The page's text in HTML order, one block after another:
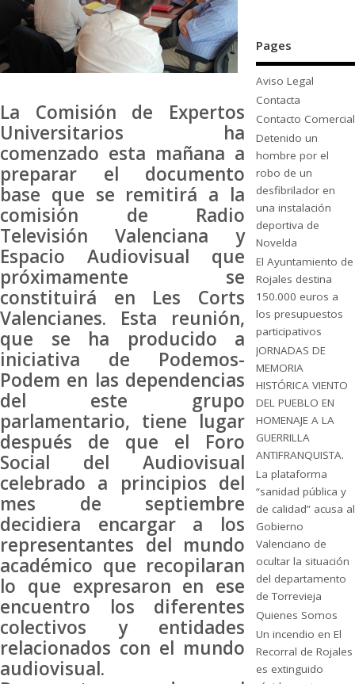
La Comisión de Expertos
Universitarios ha
comenzado esta mañana a
preparar el documento
base que se remitirá a la
comisión de Radio
Televisión Valenciana y
Espacio Audiovisual que
próximamente se
constituirá en Les Corts
Valencianes. Esta reunión,
que se ha producido a
iniciativa de Podemos-
Podem en las dependencias
del este grupo
parlamentario, tiene lugar
después de que el Foro
Social del Audiovisual
celebrado a principios del
mes de septiembre
decidiera encargar a los
representantes del mundo
académico que recopilaran
lo que expresaron en ese
encuentro los diferentes
colectivos y entidades
relacionados con el mundo
audiovisual.
Pages
Aviso Legal
Contacta
Contacto Comercial
Detenido un
hombre por el
robo de un
desfibrilador en
una instalación
deportiva de
Novelda
El Ayuntamiento de
Rojales destina
150.000 euros a
los presupuestos
participativos
JORNADAS DE
MEMORIA
HISTÓRICA VIENTO
DEL PUEBLO EN
HOMENAJE A LA
GUERRILLA
ANTIFRANQUISTA.
La plataforma
“sanidad pública y
de calidad” acusa al
Gobierno
Valenciano de
ocultar la situación
del departamento
de Torrevieja
Quienes Somos
Un incendio en El
Recorral de Rojales
es extinguido